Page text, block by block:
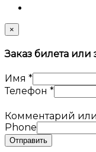
×
Заказ билета или
Имя *
Телефон *
Комментарий
Phone
Отправить